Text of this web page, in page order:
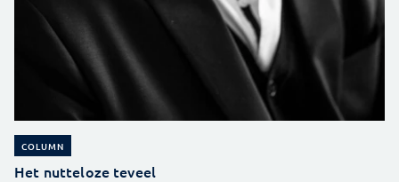
COLUMN
Het nutteloze teveel